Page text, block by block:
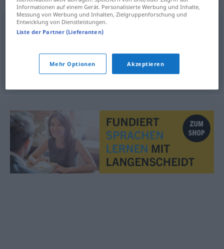
begründen,festmachen (ugs.)
,stärken,untermauern,begründen
Informationen auf einem Gerät. Personalisierte Werbung und Inhalte,
Messung von Werbung und Inhalten, Zielgruppenforschung und
Entwicklung von Dienstleistungen.
Liste der Partner (Lieferanten)
Mehr Optionen Akzeptieren